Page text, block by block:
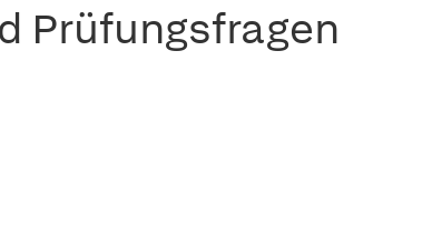
Prüfungsfragen